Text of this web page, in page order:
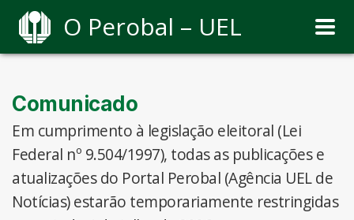
O Perobal – UEL
Comunicado
Em cumprimento à legislação eleitoral (Lei
Federal nº 9.504/1997), todas as publicações e
atualizações do Portal Perobal (Agência UEL de
Notícias) estarão temporariamente restringidas